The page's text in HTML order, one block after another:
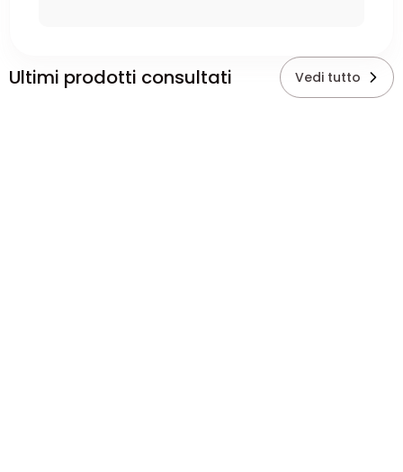
Ultimi prodotti consultati Vedi tutto